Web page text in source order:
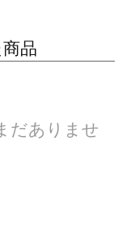
品
だありませ